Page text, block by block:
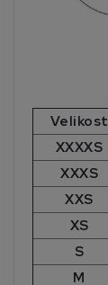
Velikost
XXXXS
XXXS
XXS
XS
S
M